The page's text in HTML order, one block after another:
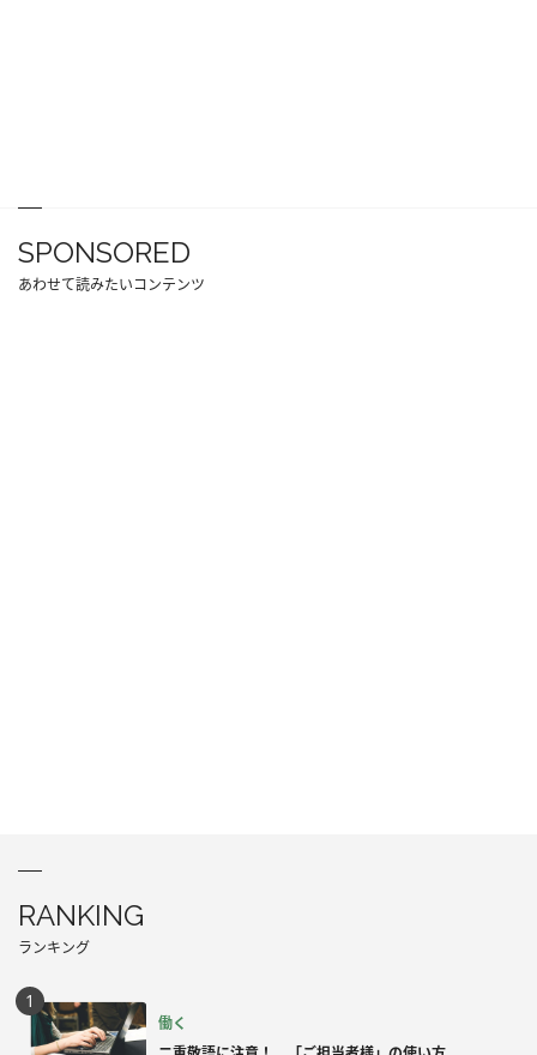
SPONSORED
あわせて読みたいコンテンツ
RANKING
ランキング
働く